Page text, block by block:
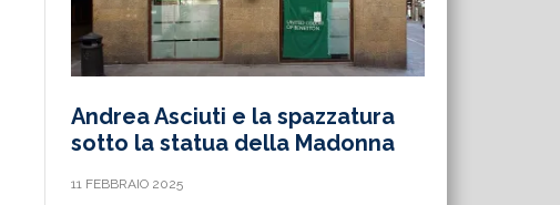
Andrea Asciuti e la spazzatura
sotto la statua della Madonna
11 FEBBRAIO 2025